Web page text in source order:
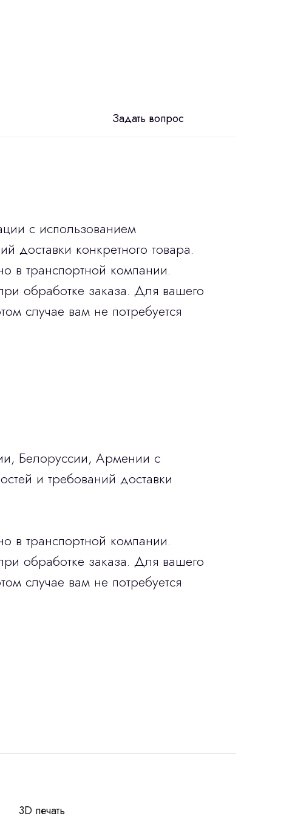
Задать вопрос
с использованием
доставки конкретного товара.
в транспортной компании.
обработке заказа. Для вашего
случае вам не потребуется
Белоруссии, Армении с
и требований доставки
в транспортной компании.
обработке заказа. Для вашего
случае вам не потребуется
3D печать